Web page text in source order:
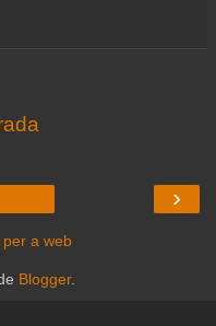
›
a web
Blogger.